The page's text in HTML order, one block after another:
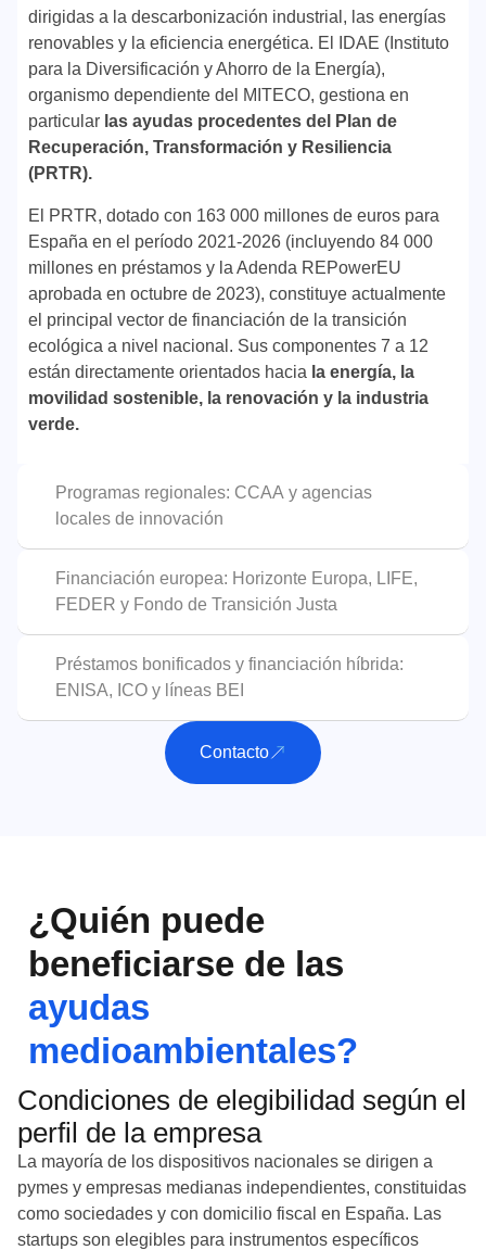
Programas regionales: CCAA y agencias
locales de innovación
Financiación europea: Horizonte Europa, LIFE,
FEDER y Fondo de Transición Justa
Préstamos bonificados y financiación híbrida:
ENISA, ICO y líneas BEI
dirigidas a la descarbonización industrial, las energías
renovables y la eficiencia energética. El IDAE (Instituto
para la Diversificación y Ahorro de la Energía),
organismo dependiente del MITECO, gestiona en
particular las ayudas procedentes del Plan de
Recuperación, Transformación y Resiliencia
(PRTR).
El PRTR, dotado con 163 000 millones de euros para
España en el período 2021-2026 (incluyendo 84 000
millones en préstamos y la Adenda REPowerEU
aprobada en octubre de 2023), constituye actualmente
el principal vector de financiación de la transición
ecológica a nivel nacional. Sus componentes 7 a 12
están directamente orientados hacia la energía, la
movilidad sostenible, la renovación y la industria
verde.
Contacto
¿Quién puede
beneficiarse de las
ayudas
medioambientales?
Condiciones de elegibilidad según el
perfil de la empresa
La mayoría de los dispositivos nacionales se dirigen a
pymes y empresas medianas independientes, constituidas
como sociedades y con domicilio fiscal en España. Las
startups son elegibles para instrumentos específicos